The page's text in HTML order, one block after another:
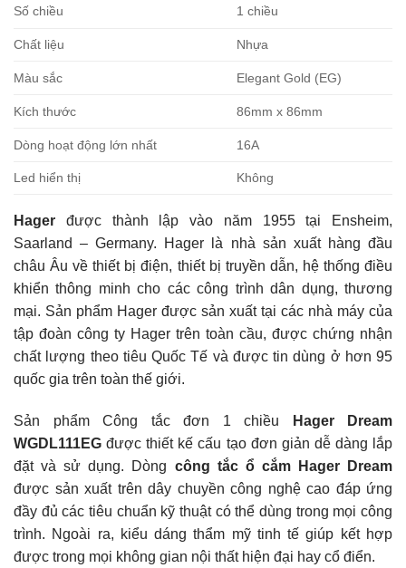
Số chiều 1 chiều
Chất liệu Nhựa
Màu sắc Elegant Gold (EG)
Kích thước 86mm x 86mm
Dòng hoạt động lớn nhất 16A
Led hiển thị Không
Hager được thành lập vào năm 1955 tại Ensheim,
Saarland – Germany. Hager là nhà sản xuất hàng đầu
châu Âu về thiết bị điện, thiết bị truyền dẫn, hệ thống điều
khiển thông minh cho các công trình dân dụng, thương
mại. Sản phẩm Hager được sản xuất tại các nhà máy của
tập đoàn công ty Hager trên toàn cầu, được chứng nhận
chất lượng theo tiêu Quốc Tế và được tin dùng ở hơn 95
quốc gia trên toàn thế giới.
Sản phẩm Công tắc đơn 1 chiều
Hager Dream
WGDL111EG được thiết kế cấu tạo đơn giản dễ dàng lắp
đặt và sử dụng. Dòng công tắc ổ cắm Hager Dream
được sản xuất trên dây chuyền công nghệ cao đáp ứng
đầy đủ các tiêu chuẩn kỹ thuật có thể dùng trong mọi công
trình. Ngoài ra, kiểu dáng thẩm mỹ tinh tế giúp kết hợp
được trong mọi không gian nội thất hiện đại hay cổ điển.